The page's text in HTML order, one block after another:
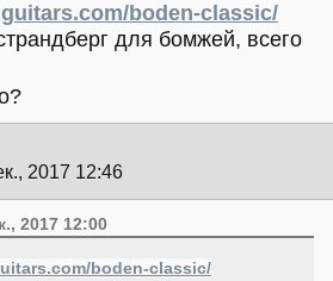
boden-classic/
для бомжей, всего
2017 12:46
2017 12:00
boden-classic/